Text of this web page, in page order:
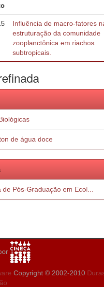
Influência de macro-fatores
estruturação da comunidade
zooplanctônica em riachos
subtropicais.
de água doce
de Pós-Graduação em Ecol...
Copyright © 2002-2010